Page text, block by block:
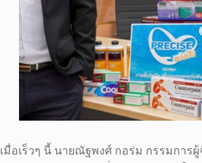
เมื่อเร็วๆ นี้ นายณัฐพงศ์ กอร่ม กรรมการ